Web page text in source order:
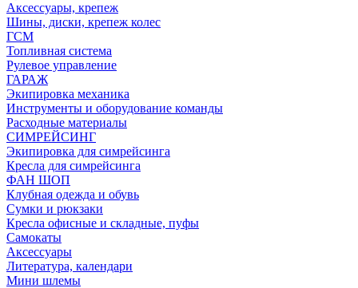
Аксессуары, крепеж
Шины, диски, крепеж колес
ГСМ
Топливная система
Рулевое управление
ГАРАЖ
Экипировка механика
Инструменты и оборудование команды
Расходные материалы
СИМРЕЙСИНГ
Экипировка для симрейсинга
Кресла для симрейсинга
ФАН ШОП
Клубная одежда и обувь
Сумки и рюкзаки
Кресла офисные и складные, пуфы
Самокаты
Аксессуары
Литература, календари
Мини шлемы